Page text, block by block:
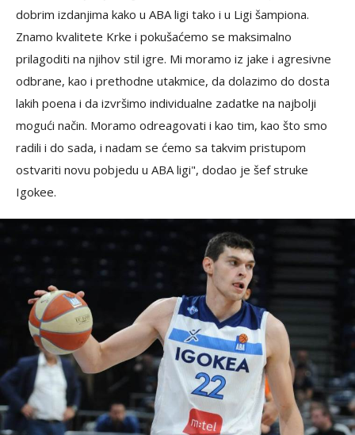
dobrim izdanjima kako u ABA ligi tako i u Ligi šampiona.
Znamo kvalitete Krke i pokušaćemo se maksimalno
prilagoditi na njihov stil igre. Mi moramo iz jake i agresivne
odbrane, kao i prethodne utakmice, da dolazimo do dosta
lakih poena i da izvršimo individualne zadatke na najbolji
mogući način. Moramo odreagovati i kao tim, kao što smo
radili i do sada, i nadam se ćemo sa takvim pristupom
ostvariti novu pobjedu u ABA ligi", dodao je šef struke
Igokee.